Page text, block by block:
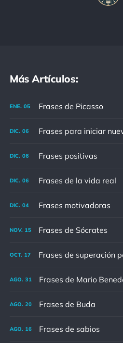
Más Artículos:
ENE. 05 Frases de Picasso
DIC. 06 Frases para iniciar
DIC. 06 Frases positivas
DIC. 06 Frases de la vida real
DIC. 04 Frases motivadoras
NOV. 15 Frases de Sócrates
OCT. 17 Frases de superación
AGO. 31 Frases de Mario
AGO. 20 Frases de Buda
AGO. 16 Frases de sabios